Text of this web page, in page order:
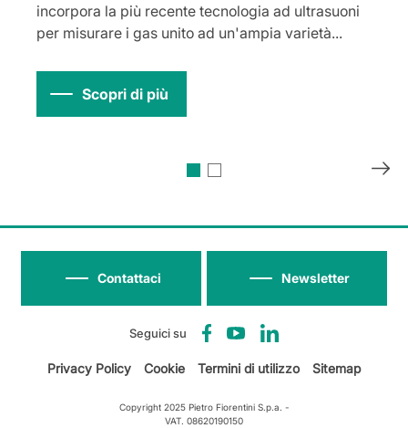
incorpora la più recente tecnologia ad ultrasuoni
per misurare i gas unito ad un'ampia varietà...
Scopri di più
Seguici su
Newsletter
Contattaci
Privacy Policy Cookie Termini di utilizzo Sitemap
Copyright 2025 Pietro Fiorentini S.p.a. -
VAT. 08620190150